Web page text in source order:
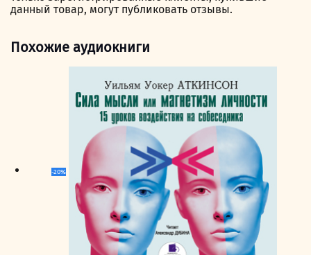
данный товар, могут публиковать отзывы.
Похожие аудиокниги
-20%